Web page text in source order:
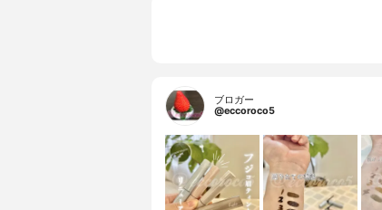
ブロガー
@eccoroco5